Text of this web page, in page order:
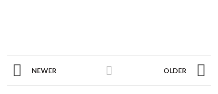
NEWER OLDER